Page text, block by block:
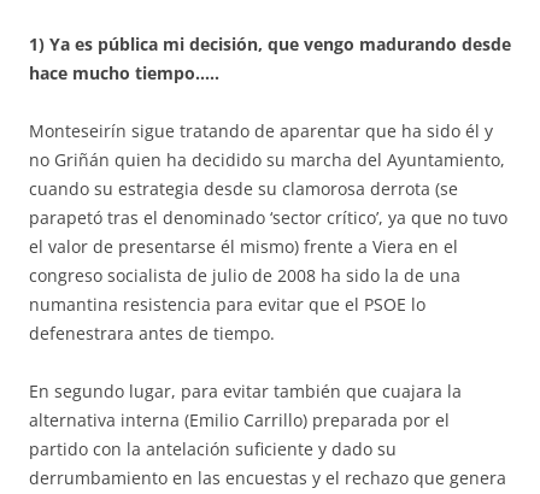
1) Ya es pública mi decisión, que vengo madurando desde
hace mucho tiempo…..
Monteseirín sigue tratando de aparentar que ha sido él y
no Griñán quien ha decidido su marcha del Ayuntamiento,
cuando su estrategia desde su clamorosa derrota (se
parapetó tras el denominado ‘sector crítico’, ya que no tuvo
el valor de presentarse él mismo) frente a Viera en el
congreso socialista de julio de 2008 ha sido la de una
numantina resistencia para evitar que el PSOE lo
defenestrara antes de tiempo.
En segundo lugar, para evitar también que cuajara la
alternativa interna (Emilio Carrillo) preparada por el
partido con la antelación suficiente y dado su
derrumbamiento en las encuestas y el rechazo que genera